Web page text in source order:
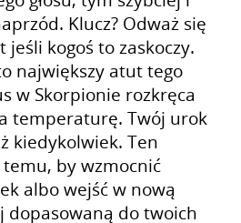
Klucz? Odważ się
jeśli kogoś to zaskoczy.
największy atut tego
w Skorpionie rozkręca
temperaturę. Twój urok
kiedykolwiek. Ten
by wzmocnić
albo wejść w nową
dopasowaną do twoich